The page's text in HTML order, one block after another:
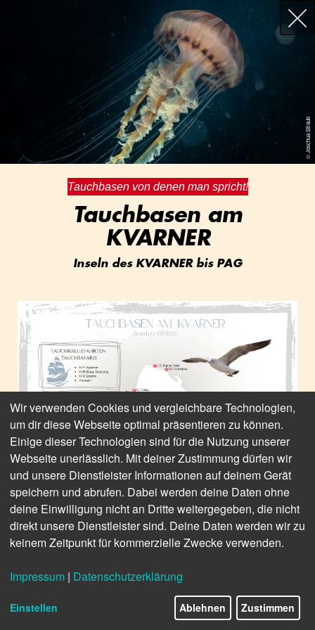
© Joschua Straub
Tauchbasen von denen man spricht!
Tauchbasen am
KVARNER
Inseln des KVARNER bis PAG
Wir verwenden Cookies und vergleichbare Technologien,
um dir diese Webseite optimal präsentieren zu können.
Einige dieser Technologien sind für die Nutzung unserer
Webseite unerlässlich. Mit deiner Zustimmung dürfen wir
und unsere Dienstleister Informationen auf deinem Gerät
speichern und abrufen. Dabei werden deine Daten ohne
deine Einwilligung nicht an Dritte weitergegeben, die nicht
direkt unsere Dienstleister sind. Deine Daten werden wir zu
keinem Zeitpunkt für kommerzielle Zwecke verwenden.
Impressum | Datenschutzerklärung
Einstellen Ablehnen Zustimmen